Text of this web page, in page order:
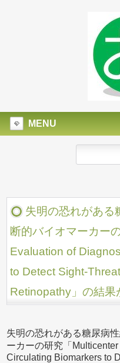
MENU
失明の恐れがある
断的バイオマーカー
Evaluation of
to Detect Sight-
Retinopathy」の結果
失明の恐れがある糖尿病
ーカーの研究「
Circulating Biomarkers to